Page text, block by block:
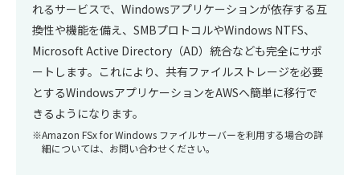
れるサービスで、Windowsアプリケーションが依存する互
換性や機能を備え、SMBプロトコルやWindows NTFS、
Microsoft Active Directory（AD）統合なども完全にサポ
ートします。これにより、共有ファイルストレージを必要
とするWindowsアプリケーションをAWSへ簡単に移行で
きるようになります。
Amazon FSx for Windows ファイルサーバーを利用する場合の詳
細については、お問い合わせください。